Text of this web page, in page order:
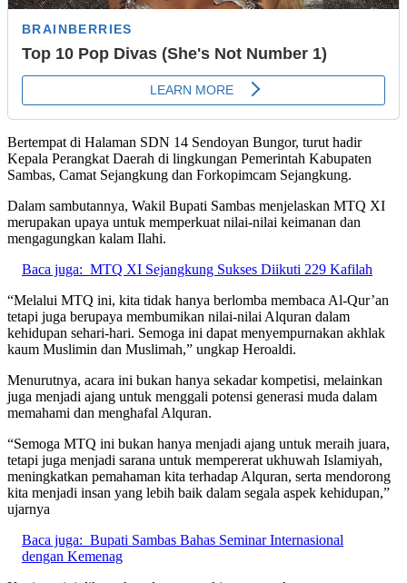
Bertempat di Halaman SDN 14 Sendoyan Bungor, turut hadir
Kepala Perangkat Daerah di lingkungan Pemerintah Kabupaten
Sambas, Camat Sejangkung dan Forkopimcam Sejangkung.
Dalam sambutannya, Wakil Bupati Sambas menjelaskan MTQ XI
merupakan upaya untuk memperkuat nilai-nilai keimanan dan
mengagungkan kalam Ilahi.
Baca juga: MTQ XI Sejangkung Sukses Diikuti 229 Kafilah
“Melalui MTQ ini, kita tidak hanya berlomba membaca Al-Qur’an
tetapi juga berupaya membumikan nilai-nilai Alquran dalam
kehidupan sehari-hari. Semoga ini dapat menyempurnakan akhlak
kaum Muslimin dan Muslimah,” ungkap Heroaldi.
Menurutnya, acara ini bukan hanya sekadar kompetisi, melainkan
juga menjadi ajang untuk menggali potensi generasi muda dalam
memahami dan menghafal Alquran.
“Semoga MTQ ini bukan hanya menjadi ajang untuk meraih juara,
tetapi juga menjadi sarana untuk mempererat ukhuwah Islamiyah,
meningkatkan pemahaman kita terhadap Alquran, serta mendorong
kita menjadi insan yang lebih baik dalam segala aspek kehidupan,”
ujarnya
Baca juga: Bupati Sambas Bahas Seminar Internasional
dengan Kemenag